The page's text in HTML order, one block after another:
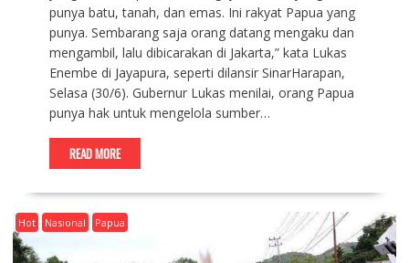
punya batu, tanah, dan emas. Ini rakyat Papua yang
punya. Sembarang saja orang datang mengaku dan
mengambil, lalu dibicarakan di Jakarta,” kata Lukas
Enembe di Jayapura, seperti dilansir SinarHarapan,
Selasa (30/6). Gubernur Lukas menilai, orang Papua
punya hak untuk mengelola sumber…
READ MORE
Hot Nasional Papua